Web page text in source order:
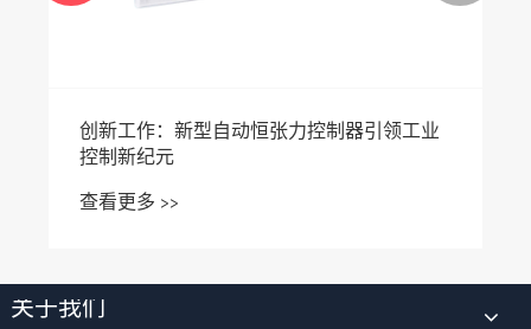
创新工作：新型自动恒张力控制器引领工业
控制新纪元
查看更多 >>
关于我们